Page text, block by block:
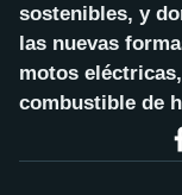
sostenibles, y
las nuevas
motos
combustible de